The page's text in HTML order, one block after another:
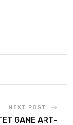
NEXT POST
GAME ART-